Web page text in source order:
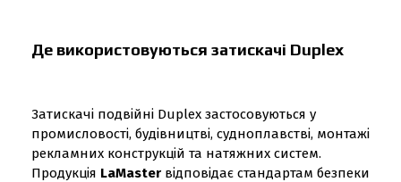
Де використовуються затискачі Duplex
Затискачі подвійні Duplex застосовуються у
промисловості, будівництві, судноплавстві, монтажі
рекламних конструкцій та натяжних систем.
Продукція LaMaster відповідає стандартам безпеки